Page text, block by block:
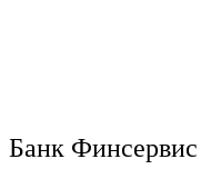
Банк Финсервис